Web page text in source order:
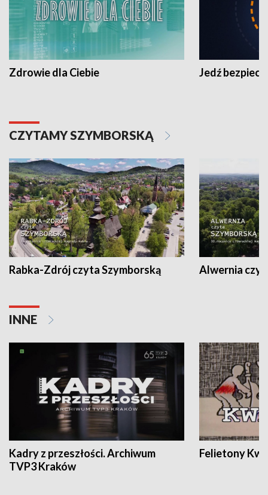
Zdrowie dla Ciebie Jedź
CZYTAMY SZYMBORSKĄ
Rabka-Zdrój czyta Szymborską Alwernia
INNE
Kadry z przeszłości. Archiwum
TVP3 Kraków
Felietony